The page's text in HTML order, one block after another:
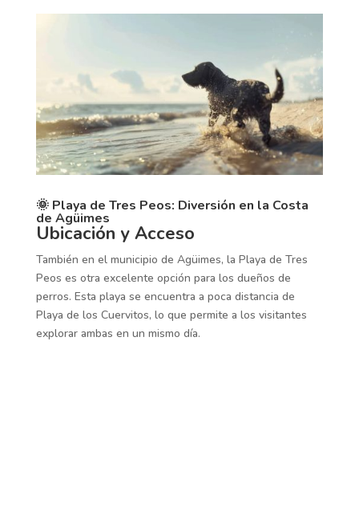
🌞 Playa de Tres Peos: Diversión en la Costa
de Agüimes
Ubicación y Acceso
También en el municipio de Agüimes, la Playa de Tres
Peos es otra excelente opción para los dueños de
perros. Esta playa se encuentra a poca distancia de
Playa de los Cuervitos, lo que permite a los visitantes
explorar ambas en un mismo día.